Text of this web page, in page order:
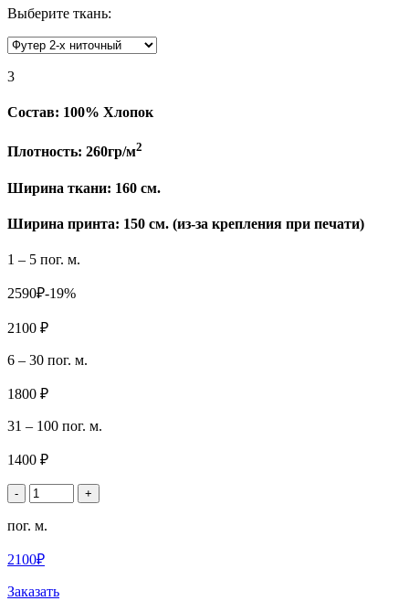
Выберите ткань:
3
Состав: 100% Хлопок
Плотность: 260гр/м2
Ширина ткани: 160 см.
Ширина принта: 150 см. (из-за крепления при печати)
1 – 5 пог. м.
2590₽-19%
2100 ₽
6 – 30 пог. м.
1800 ₽
31 – 100 пог. м.
1400 ₽
- +
пог. м.
2100₽
Заказать